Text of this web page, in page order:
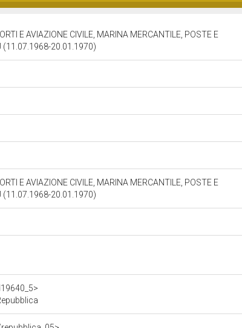
E AVIAZIONE CIVILE, MARINA MERCANTILE, POSTE E
(11.07.1968-20.01.1970)
E AVIAZIONE CIVILE, MARINA MERCANTILE, POSTE E
(11.07.1968-20.01.1970)